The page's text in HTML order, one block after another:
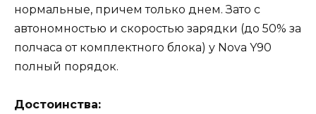
нормальные, причем только днем. Зато с
автономностью и скоростью зарядки (до 50% за
полчаса от комплектного блока) у Nova Y90
полный порядок.
Достоинства: